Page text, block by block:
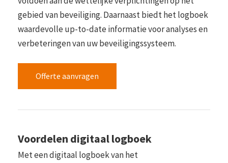
gebied van beveiliging. Daarnaast biedt het logboek
waardevolle up-to-date informatie voor analyses en
verbeteringen van uw beveiligingssysteem.
Offerte aanvragen
Voordelen digitaal logboek
Met een digitaal logboek van het